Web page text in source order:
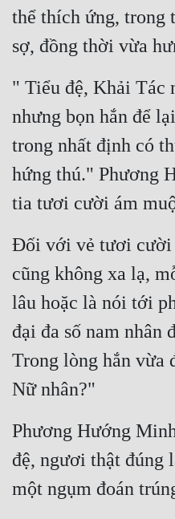
Dị Năng
Gia Đấu
Góc Nhìn Nam
Góc Nhìn Nữ
Huyền Huyễn
Huyền Nghi
Huyền Ảo
Hài Hước
Hệ Thống
Học Đường
Khoa Huyễn
Khoa Huyễn Không Gian
Kiếm Hiệp
Kỳ Huyễn
thể thích ứng, trong
sợ, đồng thời vừa
" Tiểu đệ, Khải Tác
nhưng bọn hắn để
trong nhất định có
hứng thú." Phương
tia tươi cười ám
Đối với vẻ tươi cười
cũng không xa lạ,
lâu hoặc là nói tới
đại đa số nam nhân
Trong lòng hắn vừa
Nữ nhân?"
Phương Hướng
đệ, ngươi thật đúng
một ngụm đoán